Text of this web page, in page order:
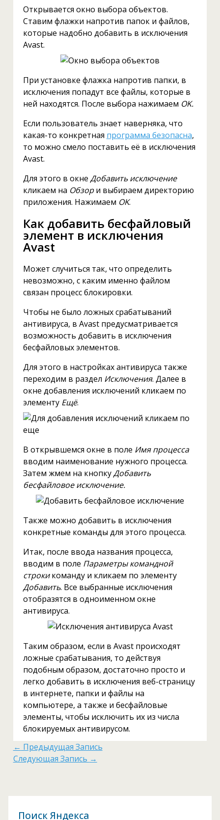
Открывается окно выбора объектов.
Ставим флажки напротив папок и файлов,
которые надобно добавить в исключения
Avast.
При установке флажка напротив папки, в
исключения попадут все файлы, которые в
ней находятся. После выбора нажимаем OK.
Если пользователь знает наверняка, что
какая-то конкретная программа безопасна,
то можно смело поставить её в исключения
Avast.
Для этого в окне Добавить исключение
кликаем на Обзори выбираем директорию
приложения. Нажимаем OK.
Как добавить бесфайловый
элемент в исключения
Avast
Может случиться так, что определить
невозможно, с каким именно файлом
связан процесс блокировки.
Чтобы не было ложных срабатываний
антивируса, в Avast предусматривается
возможность добавить в исключения
бесфайловых элементов.
Для этого в настройках антивируса также
переходим в раздел Исключения. Далее в
окне добавления исключений кликаем по
элементу Ещё.
В открывшемся окне в поле Имя процесса
вводим наименование нужного процесса.
Затем жмем на кнопкуДобавить
бесфайловое исключение.
Также можно добавить в исключения
конкретные команды для этого процесса.
Итак, после ввода названия процесса,
вводим в поле Параметры командной
строкикоманду и кликаем по элементу
Добавить. Все выбранные исключения
отобразятся в одноименном окне
антивируса.
Таким образом, если в Avast происходят
ложные срабатывания, то действуя
подобным образом, достаточно просто и
легко добавить в исключения веб-страницу
в интернете, папки и файлы на
компьютере, а также и бесфайловые
элементы, чтобы исключить их из числа
блокируемых антивирусом.
← Предыдущая Запись
Следующая Запись →
Поиск Яндекса